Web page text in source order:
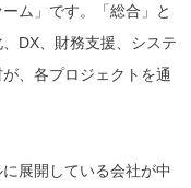
ム 」です。「総合」と
DX、財務支援、システ
、各プロジェクトを通
に展開している会社が中